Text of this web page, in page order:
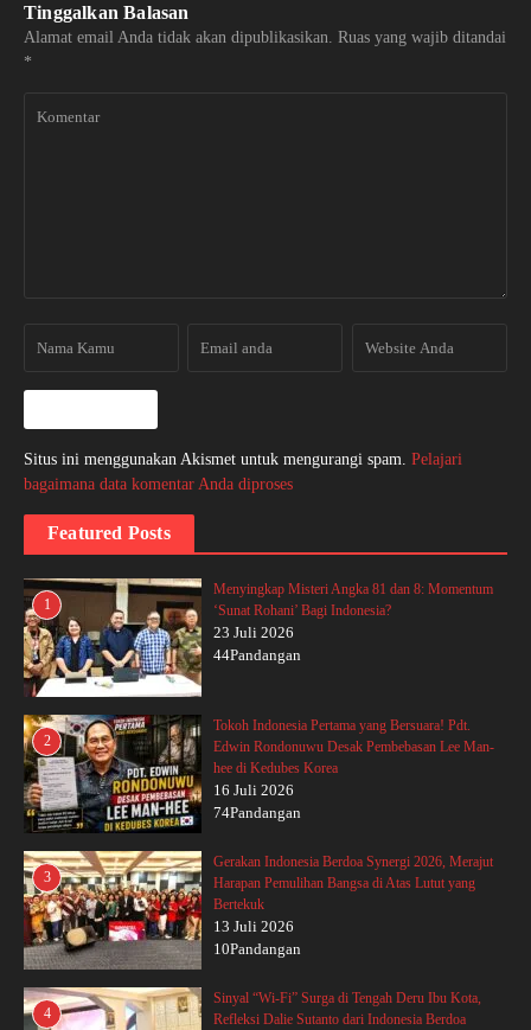
Tinggalkan Balasan
Alamat email Anda tidak akan dipublikasikan. Ruas yang wajib ditandai
*
Situs ini menggunakan Akismet untuk mengurangi spam. Pelajari
bagaimana data komentar Anda diproses
Featured Posts
1
Menyingkap Misteri Angka 81 dan 8: Momentum
‘Sunat Rohani’ Bagi Indonesia?
23 Juli 2026
44Pandangan
2
Tokoh Indonesia Pertama yang Bersuara! Pdt.
Edwin Rondonuwu Desak Pembebasan Lee Man-
hee di Kedubes Korea
16 Juli 2026
74Pandangan
3
Gerakan Indonesia Berdoa Synergi 2026, Merajut
Harapan Pemulihan Bangsa di Atas Lutut yang
Bertekuk
13 Juli 2026
10Pandangan
4
Sinyal “Wi-Fi” Surga di Tengah Deru Ibu Kota,
Refleksi Dalie Sutanto dari Indonesia Berdoa